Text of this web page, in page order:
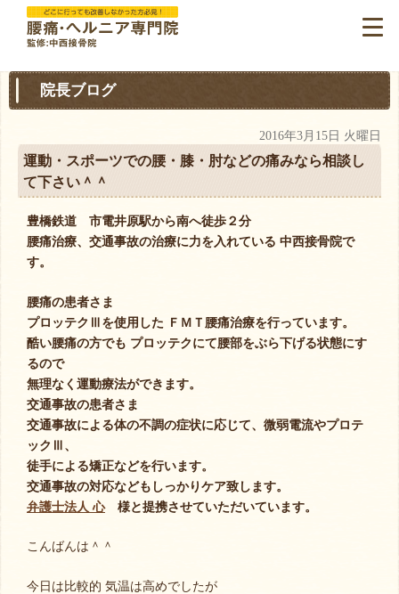
院長ブログ
2016年3月15日 火曜日
運動・スポーツでの腰・膝・肘などの痛みなら相談し
て下さい＾＾
豊橋鉄道 市電井原駅から南へ徒歩２分
腰痛治療、交通事故の治療に力を入れている 中西接骨院で
す。
腰痛の患者さま
プロッテクⅢを使用した ＦＭＴ腰痛治療を行っています。
酷い腰痛の方でも プロッテクにて腰部をぶら下げる状態にす
るので
無理なく運動療法ができます。
交通事故の患者さま
交通事故による体の不調の症状に応じて、微弱電流やプロテ
ックⅢ、
徒手による矯正などを行います。
交通事故の対応などもしっかりケア致します。
弁護士法人 心様と提携させていただいています。
こんばんは＾＾
今日は比較的 気温は高めでしたが